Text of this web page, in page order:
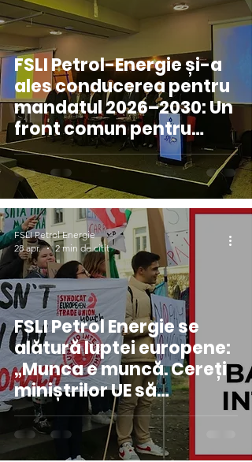
FSLI Petrol-Energie și-a
ales conducerea pentru
mandatul 2026–2030: Un
front comun pentru
demnitate și reziliență
FSLI Petrol Energie se
alătură luptei europene:
„Munca e muncă. Cereți
miniștrilor UE să
interzică stagiile
neremunerate!”
FSLI Petrol Energie
28 apr.
2 min de citit